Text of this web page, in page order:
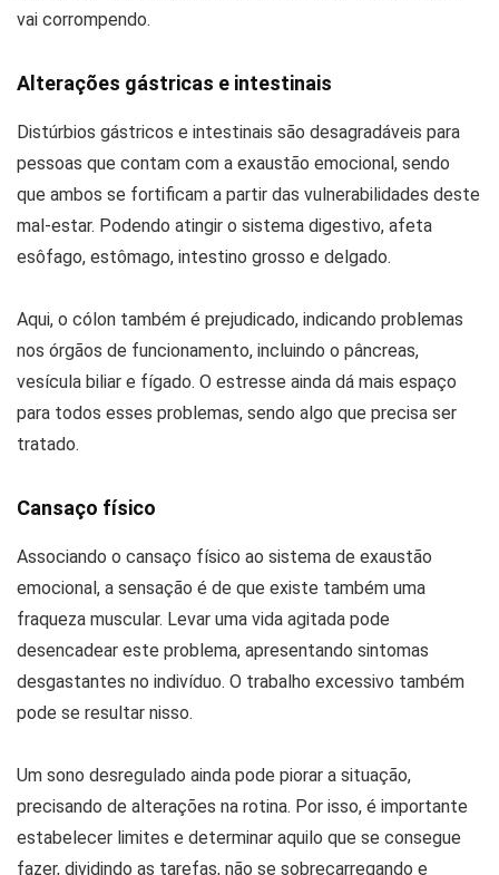
vai corrompendo.
Alterações gástricas e intestinais
Distúrbios gástricos e intestinais são desagradáveis para
pessoas que contam com a exaustão emocional, sendo
que ambos se fortificam a partir das vulnerabilidades deste
mal-estar. Podendo atingir o sistema digestivo, afeta
esôfago, estômago, intestino grosso e delgado.
Aqui, o cólon também é prejudicado, indicando problemas
nos órgãos de funcionamento, incluindo o pâncreas,
vesícula biliar e fígado. O estresse ainda dá mais espaço
para todos esses problemas, sendo algo que precisa ser
tratado.
Cansaço físico
Associando o cansaço físico ao sistema de exaustão
emocional, a sensação é de que existe também uma
fraqueza muscular. Levar uma vida agitada pode
desencadear este problema, apresentando sintomas
desgastantes no indivíduo. O trabalho excessivo também
pode se resultar nisso.
Um sono desregulado ainda pode piorar a situação,
precisando de alterações na rotina. Por isso, é importante
estabelecer limites e determinar aquilo que se consegue
fazer, dividindo as tarefas, não se sobrecarregando e